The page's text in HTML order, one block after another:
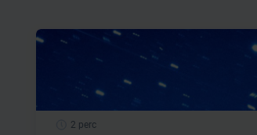
2 perc